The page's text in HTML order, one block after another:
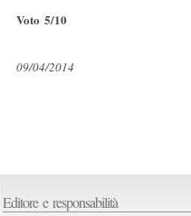
Voto 5/10
09/04/2014
Editore e responsabilità